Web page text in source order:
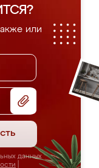
или
данных